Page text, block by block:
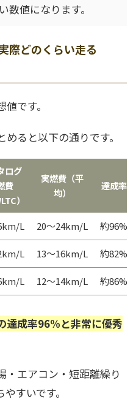
数値になります。
際どのくらい走る
です。
ると以下の通りです。
ログ
費
）
実燃費（平
均）
達成率
L 20〜24km/L 約96%
L 13〜16km/L 約82%
L 12〜14km/L 約86%
達成率96%と非常に優秀
・エアコン・短距離繰り
すいです。